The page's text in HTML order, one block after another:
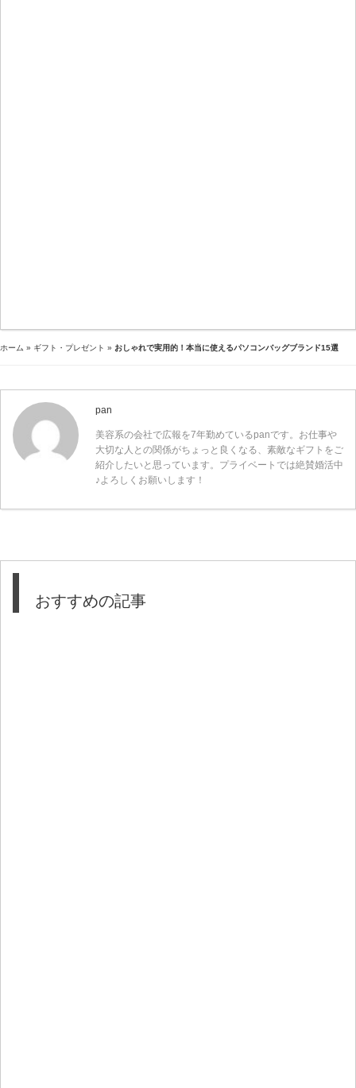
ホーム » ギフト・プレゼント » おしゃれで実用的！本当に使えるパソコンバッグブランド15選
pan
美容系の会社で広報を7年勤めているpanです。お仕事や
大切な人との関係がちょっと良くなる、素敵なギフトをご
紹介したいと思っています。プライベートでは絶賛婚活中
♪よろしくお願いします！
おすすめの記事